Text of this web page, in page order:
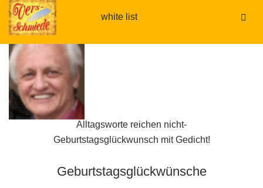
white list
.
.
Alltagsworte reichen nicht-
Geburtstagsglückwunsch mit Gedicht!
Geburtstagsglückwünsche